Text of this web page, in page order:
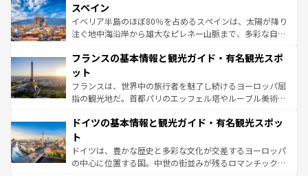
ろん、トスカーナの美しい田園風景やアマルフィ海岸の絶
景など、自然景観も見逃せない。観光の合間には、本場の
ピザやパスタなど、絶品のイタリア料理を堪能することも
ませてくれるイタリアで、忘れられない旅をしてみよう！
なお、新着のイタリア情報は
しい。
スペイン
イベリア半島のほぼ80％を占めるスペインは、太陽が降り
注ぐ地中海沿岸から雄大なピレネー山脈まで、多彩な自然
文化が根付くこの国では、情熱的なフラメンコ、熱気あふ
れる闘牛、そして美味しいタパスが生活の一部となってい
る。首都マドリードの洗練された雰囲気や、バルセロナの
アートに溢れた街角から、地方では古代ローマ遺跡や中世
せる。地方によって風土や気候が異なるスペインはその個
ンテンツ一覧 を参照してほしい。
フランスの基本情報と観光ガイド・有名観光スポ
ット
フランスは、世界中の旅行者を魅了し続けるヨーロッパ屈
指の観光地だ。首都パリのエッフェル塔やルーブル美術館
で、幅広い魅力が詰まっている。華麗な宮殿、歴史的な大
聖堂、美しいビーチ、そして豊かな自然が、訪れる者を心
から魅了する。また、フランスは美食の国としても知ら
れ、フランス料理はユネスコ無形文化遺産にも登録されて
ドイツの基本情報と観光ガイド・有名観光スポッ
ト
ドイツは、豊かな歴史と多彩な文化が交差するヨーロッパ
の中心に位置する国。中世の街並みが残るロマンチック街